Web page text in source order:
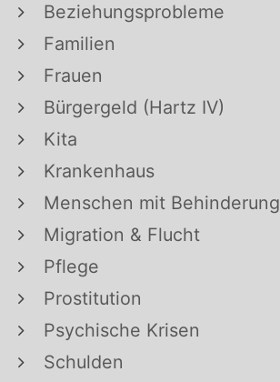
Beziehungsprobleme
Familien
Frauen
Bürgergeld (Hartz IV)
Kita
Krankenhaus
Menschen mit Behinderung
Migration & Flucht
Pflege
Prostitution
Psychische Krisen
Schulden